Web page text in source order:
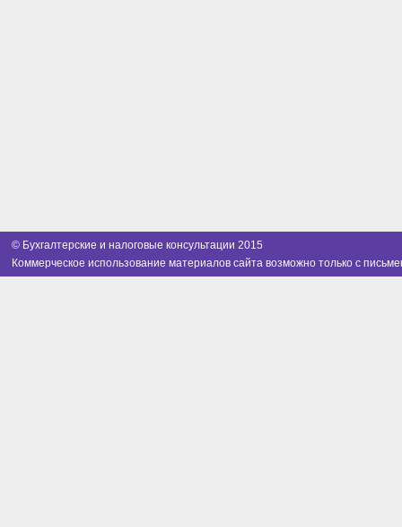
© Бухгалтерские и налоговые консультации 2015
Коммерческое использование материалов сайта возможно только с